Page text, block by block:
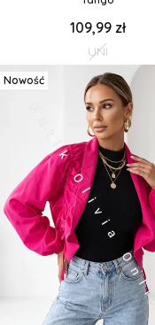
109,99 zł
UNI
Nowość